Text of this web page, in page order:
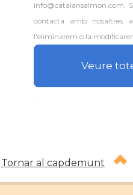
info@catalansalmon.com.
contacta amb nosaltres
l'eliminarem o la
Veure
Tornar al capdemunt